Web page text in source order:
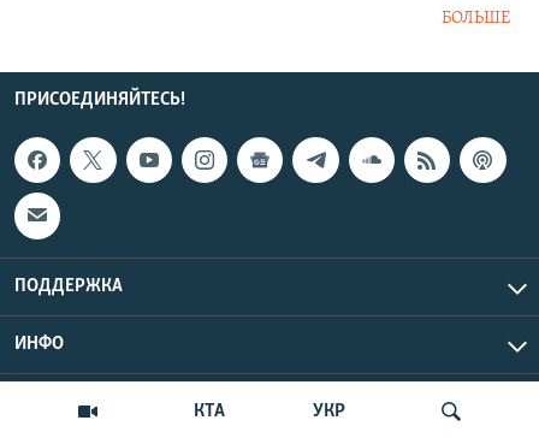
КТА УКР
БОЛЬШЕ
ПРИСОЕДИНЯЙТЕСЬ!
ПОДДЕРЖКА
ИНФО
Copyright Крым.Реалии, 2026 | Все права защищены.
UTC+3